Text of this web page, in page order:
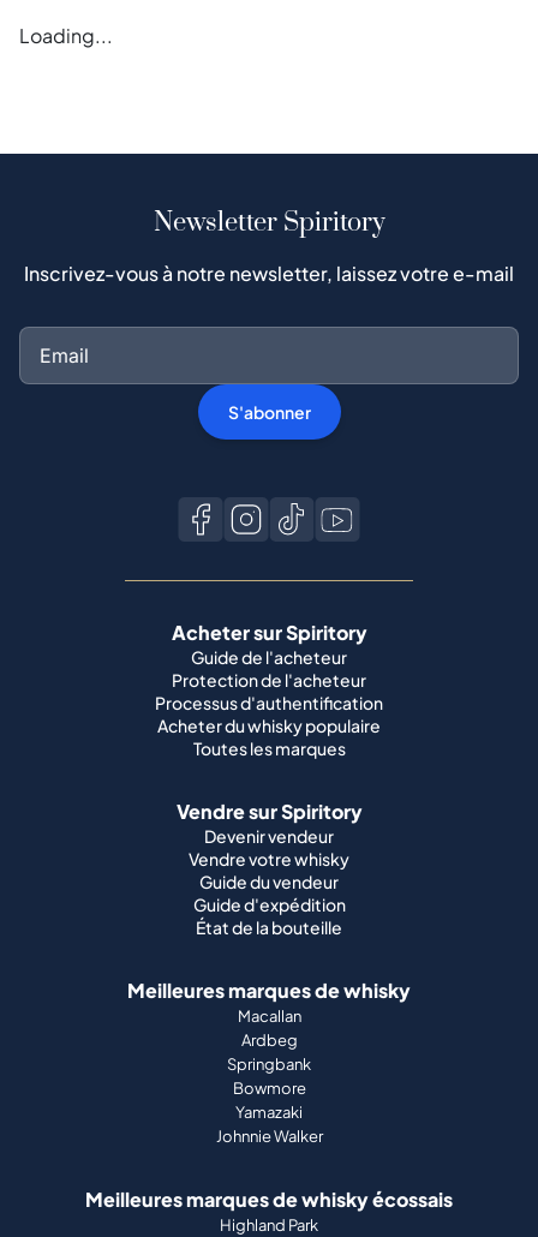
Loading...
Newsletter Spiritory
Inscrivez-vous à notre newsletter, laissez votre e-mail
S'abonner
Acheter sur Spiritory
Guide de l'acheteur
Protection de l'acheteur
Processus d'authentification
Acheter du whisky populaire
Toutes les marques
Vendre sur Spiritory
Devenir vendeur
Vendre votre whisky
Guide du vendeur
Guide d'expédition
État de la bouteille
Meilleures marques de whisky
Macallan
Ardbeg
Springbank
Bowmore
Yamazaki
Johnnie Walker
Meilleures marques de whisky écossais
Highland Park